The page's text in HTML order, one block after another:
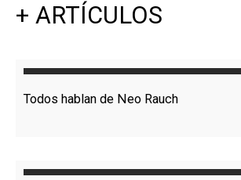
+ ARTÍCULOS
Todos hablan de Neo Rauch